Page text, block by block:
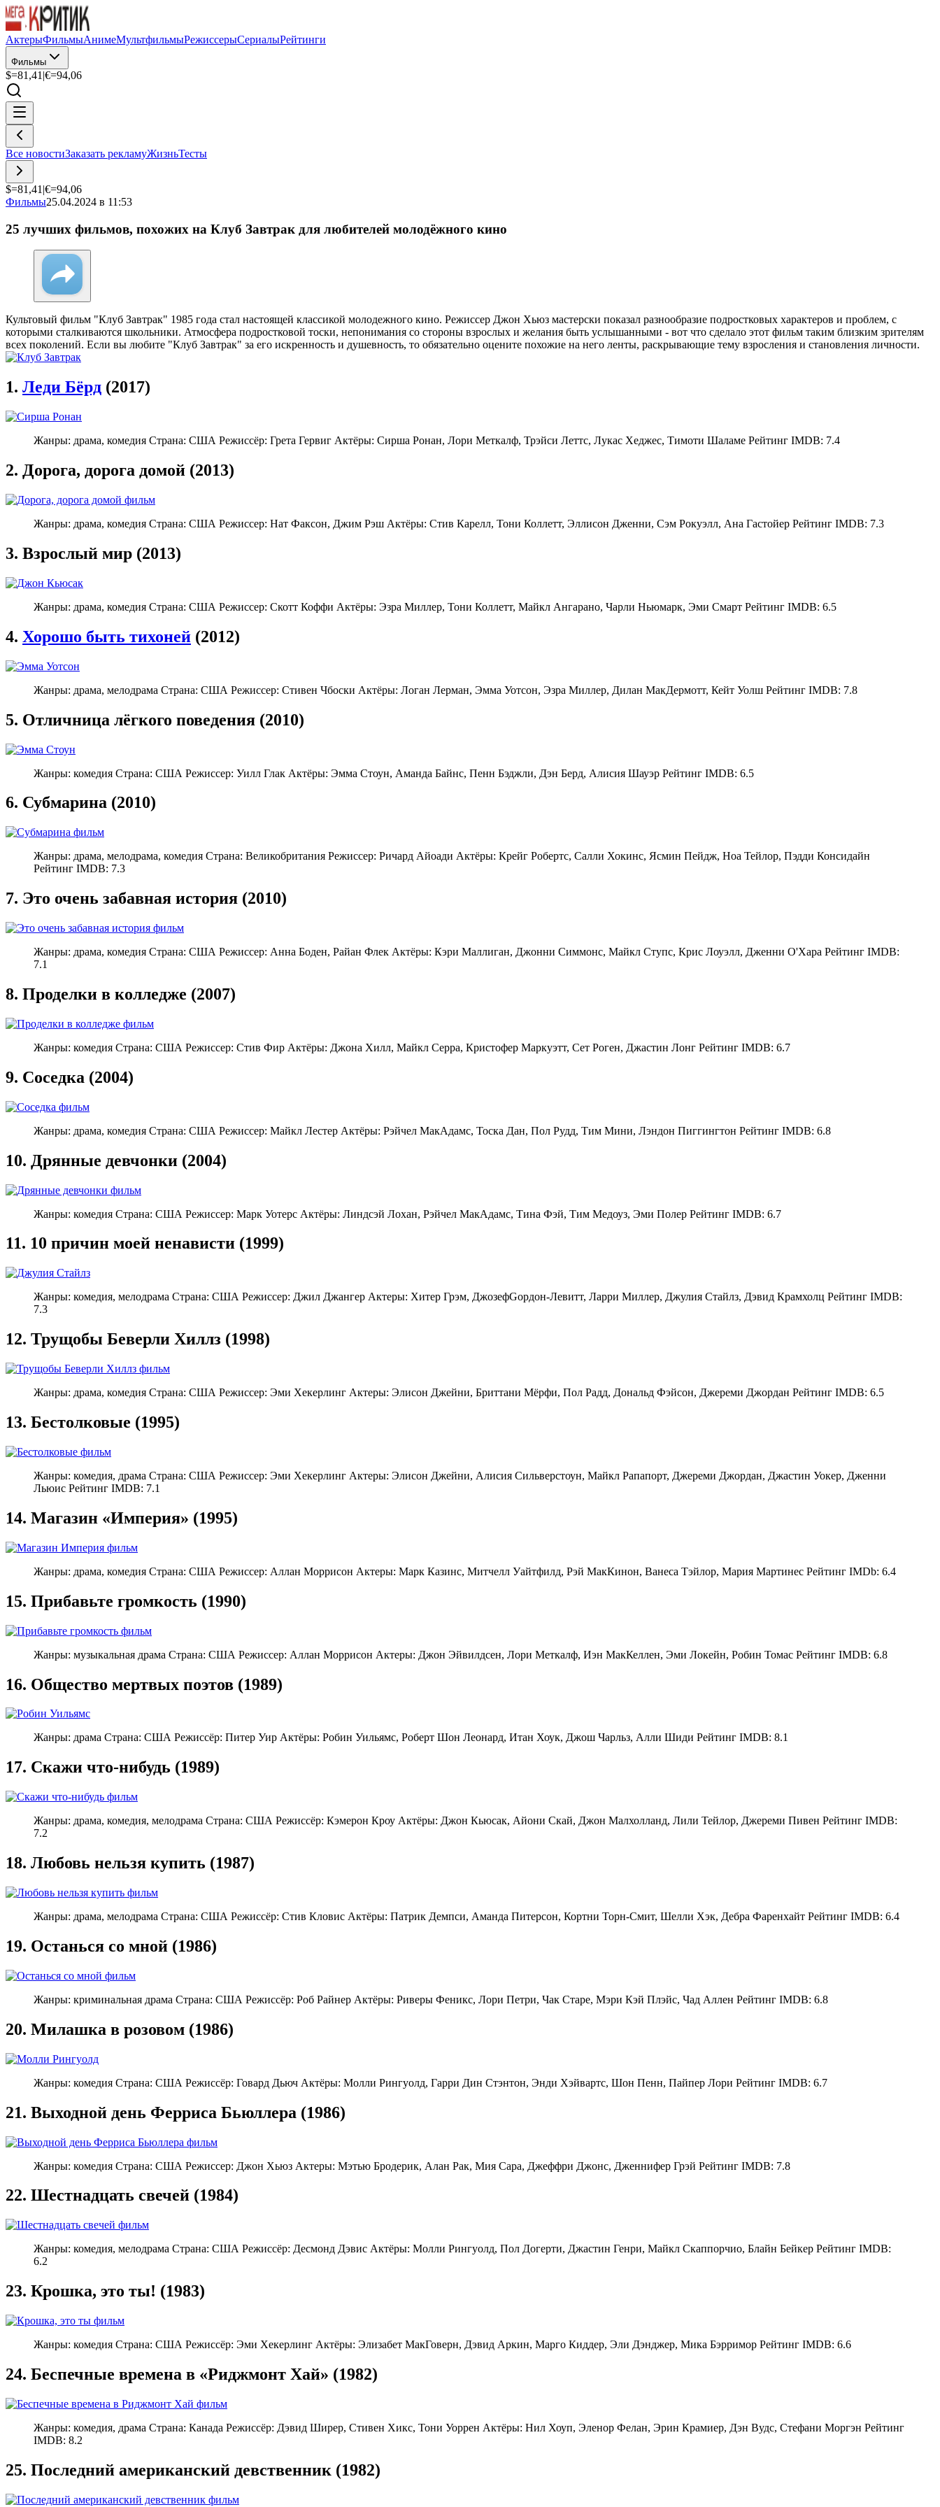
АктерыФильмыАнимеМультфильмыРежиссерыСериалыРейтинги
Фильмы
$=81,41 |€=94,06
Все новостиЗаказать рекламуЖизньТесты
$=81,41 |€=94,06
Фильмы25.04.2024 в 11:53
25 лучших фильмов, похожих на Клуб Завтрак для любителей молодёжного кино
Культовый фильм "Клуб Завтрак" 1985 года стал настоящей классикой молодежного кино. Режиссер Джон Хьюз мастерски показал разнообразие подростковых характеров и проблем, с
которыми сталкиваются школьники. Атмосфера подростковой тоски, непонимания со стороны взрослых и желания быть услышанными - вот что сделало этот фильм таким близким зрителям
всех поколений. Если вы любите "Клуб Завтрак" за его искренность и душевность, то обязательно оцените похожие на него ленты, раскрывающие тему взросления и становления личности.
1. Леди Бёрд (2017)
Жанры: драма, комедия Страна: США Режиссёр: Грета Гервиг Актёры: Сирша Ронан, Лори Меткалф, Трэйси Леттс, Лукас Хеджес, Тимоти Шаламе Рейтинг IMDB: 7.4
2. Дорога, дорога домой (2013)
Жанры: драма, комедия Страна: США Режиссер: Нат Факсон, Джим Рэш Актёры: Стив Карелл, Тони Коллетт, Эллисон Дженни, Сэм Рокуэлл, Ана Гастойер Рейтинг IMDB: 7.3
3. Взрослый мир (2013)
Жанры: драма, комедия Страна: США Режиссер: Скотт Коффи Актёры: Эзра Миллер, Тони Коллетт, Майкл Ангарано, Чарли Ньюмарк, Эми Смарт Рейтинг IMDB: 6.5
4. Хорошо быть тихоней (2012)
Жанры: драма, мелодрама Страна: США Режиссер: Стивен Чбоски Актёры: Логан Лерман, Эмма Уотсон, Эзра Миллер, Дилан МакДермотт, Кейт Уолш Рейтинг IMDB: 7.8
5. Отличница лёгкого поведения (2010)
Жанры: комедия Страна: США Режиссер: Уилл Глак Актёры: Эмма Стоун, Аманда Байнс, Пенн Бэджли, Дэн Берд, Алисия Шауэр Рейтинг IMDB: 6.5
6. Субмарина (2010)
Жанры: драма, мелодрама, комедия Страна: Великобритания Режиссер: Ричард Айоади Актёры: Крейг Робертс, Салли Хокинс, Ясмин Пейдж, Ноа Тейлор, Пэдди Консидайн
Рейтинг IMDB: 7.3
7. Это очень забавная история (2010)
Жанры: драма, комедия Страна: США Режиссер: Анна Боден, Райан Флек Актёры: Кэри Маллиган, Джонни Симмонс, Майкл Ступс, Крис Лоуэлл, Дженни О'Хара Рейтинг IMDB:
7.1
8. Проделки в колледже (2007)
Жанры: комедия Страна: США Режиссер: Стив Фир Актёры: Джона Хилл, Майкл Серра, Кристофер Маркуэтт, Сет Роген, Джастин Лонг Рейтинг IMDB: 6.7
9. Соседка (2004)
Жанры: драма, комедия Страна: США Режиссер: Майкл Лестер Актёры: Рэйчел МакАдамс, Тоска Дан, Пол Рудд, Тим Мини, Лэндон Пиггингтон Рейтинг IMDB: 6.8
10. Дрянные девчонки (2004)
Жанры: комедия Страна: США Режиссер: Марк Уотерс Актёры: Линдсэй Лохан, Рэйчел МакАдамс, Тина Фэй, Тим Медоуз, Эми Полер Рейтинг IMDB: 6.7
11. 10 причин моей ненависти (1999)
Жанры: комедия, мелодрама Страна: США Режиссер: Джил Джангер Актеры: Хитер Грэм, ДжозефGордон-Левитт, Ларри Миллер, Джулия Стайлз, Дэвид Крамхолц Рейтинг IMDB:
7.3
12. Трущобы Беверли Хиллз (1998)
Жанры: драма, комедия Страна: США Режиссер: Эми Хекерлинг Актеры: Элисон Джейни, Бриттани Мёрфи, Пол Радд, Дональд Фэйсон, Джереми Джордан Рейтинг IMDB: 6.5
13. Бестолковые (1995)
Жанры: комедия, драма Страна: США Режиссер: Эми Хекерлинг Актеры: Элисон Джейни, Алисия Сильверстоун, Майкл Рапапорт, Джереми Джордан, Джастин Уокер, Дженни
Льюис Рейтинг IMDB: 7.1
14. Магазин «Империя» (1995)
Жанры: драма, комедия Страна: США Режиссер: Аллан Моррисон Актеры: Марк Казинс, Митчелл Уайтфилд, Рэй МакКинон, Ванеса Тэйлор, Мария Мартинес Рейтинг IMDb: 6.4
15. Прибавьте громкость (1990)
Жанры: музыкальная драма Страна: США Режиссер: Аллан Моррисон Актеры: Джон Эйвилдсен, Лори Меткалф, Иэн МакКеллен, Эми Локейн, Робин Томас Рейтинг IMDB: 6.8
16. Общество мертвых поэтов (1989)
Жанры: драма Страна: США Режиссёр: Питер Уир Актёры: Робин Уильямс, Роберт Шон Леонард, Итан Хоук, Джош Чарльз, Алли Шиди Рейтинг IMDB: 8.1
17. Скажи что-нибудь (1989)
Жанры: драма, комедия, мелодрама Страна: США Режиссёр: Кэмерон Кроу Актёры: Джон Кьюсак, Айони Скай, Джон Малхолланд, Лили Тейлор, Джереми Пивен Рейтинг IMDB:
7.2
18. Любовь нельзя купить (1987)
Жанры: драма, мелодрама Страна: США Режиссёр: Стив Кловис Актёры: Патрик Демпси, Аманда Питерсон, Кортни Торн-Смит, Шелли Хэк, Дебра Фаренхайт Рейтинг IMDB: 6.4
19. Останься со мной (1986)
Жанры: криминальная драма Страна: США Режиссёр: Роб Райнер Актёры: Риверы Феникс, Лори Петри, Чак Старе, Мэри Кэй Плэйс, Чад Аллен Рейтинг IMDB: 6.8
20. Милашка в розовом (1986)
Жанры: комедия Страна: США Режиссёр: Говард Дьюч Актёры: Молли Рингуолд, Гарри Дин Стэнтон, Энди Хэйвартс, Шон Пенн, Пайпер Лори Рейтинг IMDB: 6.7
21. Выходной день Ферриса Бьюллера (1986)
Жанры: комедия Страна: США Режиссер: Джон Хьюз Актеры: Мэтью Бродерик, Алан Рак, Мия Сара, Джеффри Джонс, Дженнифер Грэй Рейтинг IMDB: 7.8
22. Шестнадцать свечей (1984)
Жанры: комедия, мелодрама Страна: США Режиссёр: Десмонд Дэвис Актёры: Молли Рингуолд, Пол Догерти, Джастин Генри, Майкл Скаппорчио, Блайн Бейкер Рейтинг IMDB:
6.2
23. Крошка, это ты! (1983)
Жанры: комедия Страна: США Режиссёр: Эми Хекерлинг Актёры: Элизабет МакГоверн, Дэвид Аркин, Марго Киддер, Эли Дэнджер, Мика Бэрримор Рейтинг IMDB: 6.6
24. Беспечные времена в «Риджмонт Хай» (1982)
Жанры: комедия, драма Страна: Канада Режиссёр: Дэвид Ширер, Стивен Хикс, Тони Уоррен Актёры: Нил Хоуп, Эленор Фелан, Эрин Крамиер, Дэн Вудс, Стефани Моргэн Рейтинг
IMDB: 8.2
25. Последний американский девственник (1982)